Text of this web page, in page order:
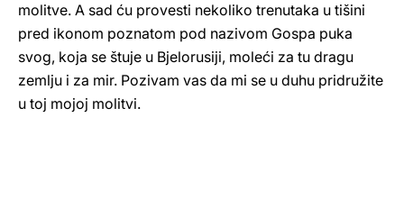
molitve. A sad ću provesti nekoliko trenutaka u tišini
pred ikonom poznatom pod nazivom Gospa puka
svog, koja se štuje u Bjelorusiji, moleći za tu dragu
zemlju i za mir. Pozivam vas da mi se u duhu pridružite
u toj mojoj molitvi.